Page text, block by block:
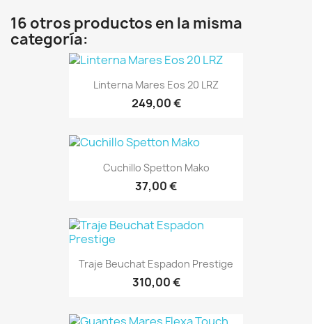
16 otros productos en la misma
categoría:
Linterna Mares Eos 20 LRZ
249,00 €
Cuchillo Spetton Mako
37,00 €
Traje Beuchat Espadon Prestige
310,00 €